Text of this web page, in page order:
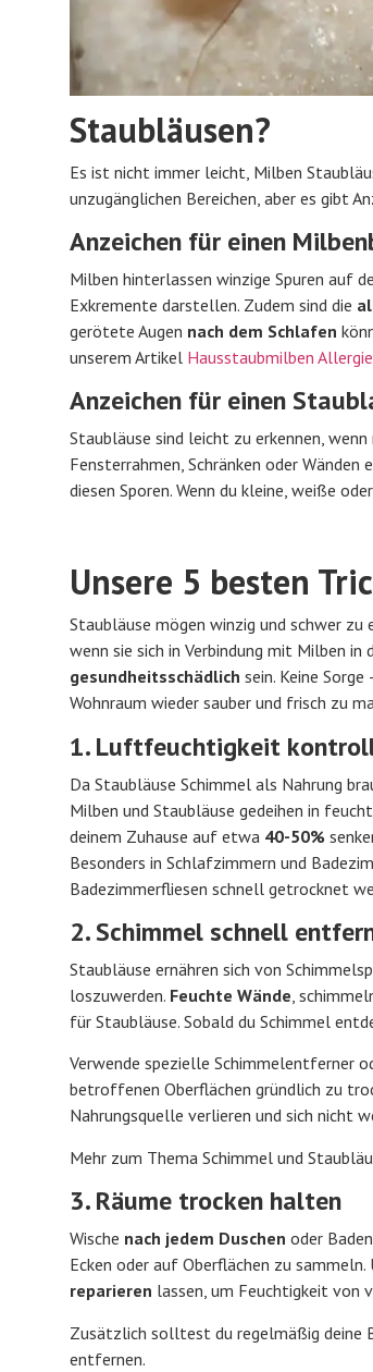
Staubläusen?
Es ist nicht immer leicht, Milben
unzugänglichen Bereichen, aber es gibt
Anzeichen für einen
Milben hinterlassen winzige Spuren auf
Exkremente darstellen. Zudem sind die
gerötete Augen nach dem Schlafen
unserem Artikel Hausstaubmilben
Anzeichen für einen
Staubläuse sind leicht zu erkennen,
Fensterrahmen, Schränken oder Wänden
diesen Sporen. Wenn du kleine, weiße
Unsere 5 besten
Staubläuse mögen winzig und schwer zu
wenn sie sich in Verbindung mit Milben in
gesundheitsschädlich sein. Keine
Wohnraum wieder sauber und frisch zu
1. Luftfeuchtigkeit
Da Staubläuse Schimmel als Nahrung
Milben und Staubläuse gedeihen in
deinem Zuhause auf etwa 40-50%
Besonders in Schlafzimmern und
Badezimmerfliesen schnell getrocknet
2. Schimmel schnell
Staubläuse ernähren sich von
loszuwerden. Feuchte Wände ,
für Staubläuse. Sobald du Schimmel
Verwende spezielle Schimmelentferner
betroffenen Oberflächen gründlich zu
Nahrungsquelle verlieren und sich nicht
Mehr zum Thema Schimmel und
3. Räume trocken halten
Wische nach jedem Duschen oder
Ecken oder auf Oberflächen zu
reparieren lassen, um Feuchtigkeit von
Zusätzlich solltest du regelmäßig deine
entfernen.